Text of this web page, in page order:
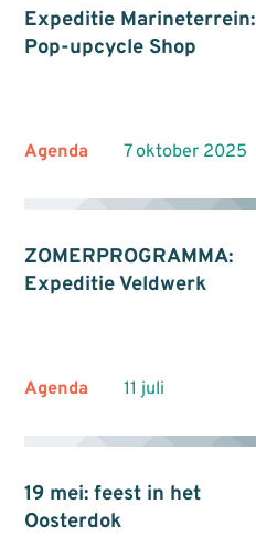
Expeditie Marineterrein:
Pop-upcycle Shop
Agenda 7 oktober 2025
ZOMERPROGRAMMA:
Expeditie Veldwerk
Agenda 11 juli
19 mei: feest in het
Oosterdok